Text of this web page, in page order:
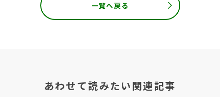
一覧へ戻る
あわせて読みたい関連記事